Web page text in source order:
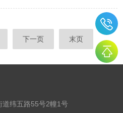
转速不稳、水封漏水等故障，影响
量。本文将介绍这三种常见故障的成
。一、转盘偏心的修复转盘偏心是
转时出现明显的摆动或...
下一页 末页
道纬五路55号2幢1号